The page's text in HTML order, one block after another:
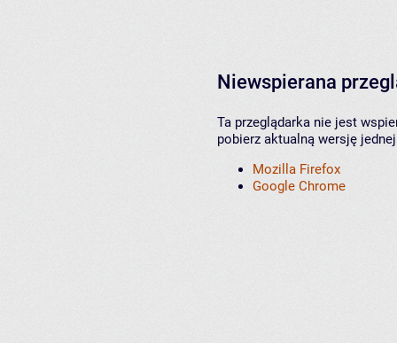
Niewspierana
Ta przeglądarka nie jest
pobierz aktualną wersję
Mozilla Firefox
Google Chrome